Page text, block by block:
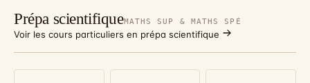
Prépa scientifiqueMATHS SUP & MATHS SPÉ
Voir les cours particuliers en prépa scientifique